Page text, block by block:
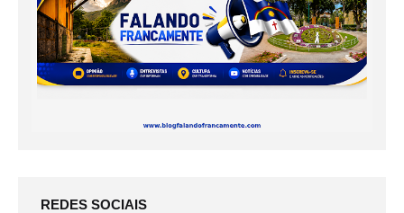
REDES SOCIAIS